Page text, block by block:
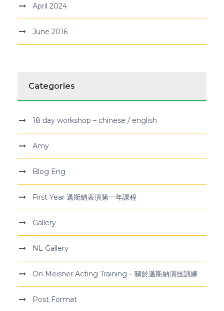
April 2024
June 2016
Categories
18 day workshop – chinese / english
Amy
Blog Eng
First Year 邁斯納表演第一年課程
Gallery
NL Gallery
On Meisner Acting Training – 關於邁斯納演技訓練
Post Format